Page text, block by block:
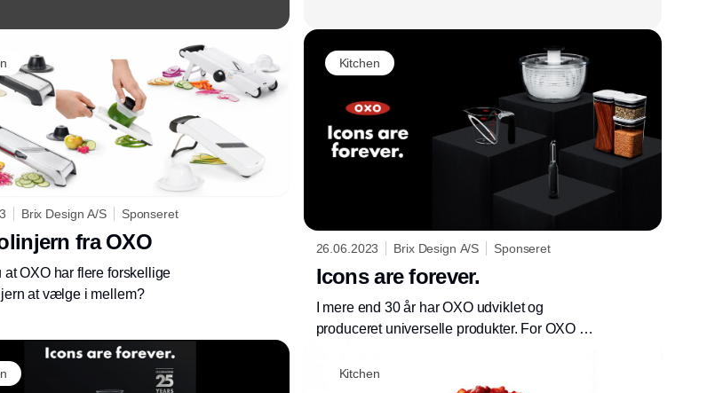
Brix Design A/S Sponseret
fra OXO
at OXO har flere forskellige
at vælge i mellem?
Kitchen
26.06.2023 Brix Design A/S Sponseret
Icons are forever.
I mere end 30 år har OXO udviklet og
produceret universelle produkter. For OXO er
udseende. Det er grundstenen for deres
Annonce
Kitchen